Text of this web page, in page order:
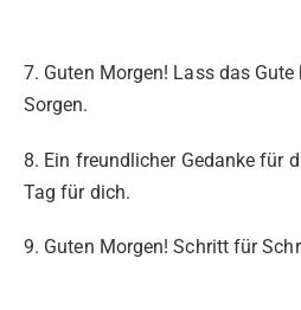
7. Guten Morgen! Lass das
Sorgen.
8. Ein freundlicher Gedanke für
Tag für dich.
9. Guten Morgen! Schritt für